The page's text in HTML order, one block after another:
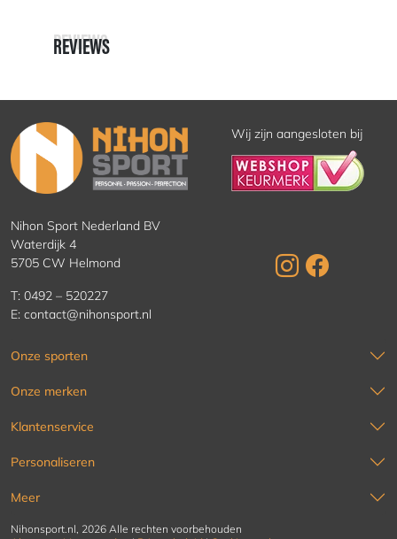
REVIEWS
REVIEWS
Wij zijn aangesloten bij
Nihon Sport Nederland BV
Waterdijk 4
5705 CW Helmond
T: 0492 – 520227
E: contact@nihonsport.nl
Onze sporten
Onze merken
Klantenservice
Personaliseren
Meer
Nihonsport.nl, 2026 Alle rechten voorbehouden